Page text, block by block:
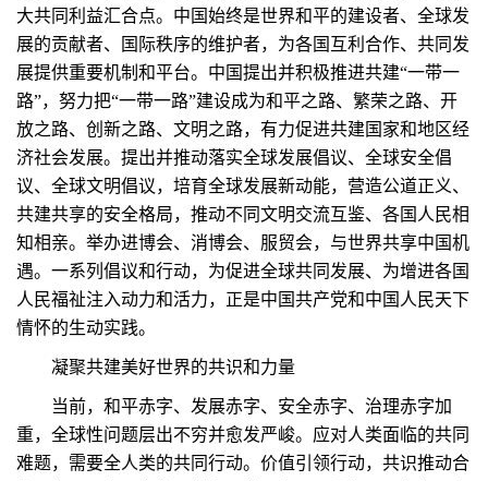
大共同利益汇合点。中国始终是世界和平的建设者、全球发
展的贡献者、国际秩序的维护者，为各国互利合作、共同发
展提供重要机制和平台。中国提出并积极推进共建“一带一
路”，努力把“一带一路”建设成为和平之路、繁荣之路、开
放之路、创新之路、文明之路，有力促进共建国家和地区经
济社会发展。提出并推动落实全球发展倡议、全球安全倡
议、全球文明倡议，培育全球发展新动能，营造公道正义、
共建共享的安全格局，推动不同文明交流互鉴、各国人民相
知相亲。举办进博会、消博会、服贸会，与世界共享中国机
遇。一系列倡议和行动，为促进全球共同发展、为增进各国
人民福祉注入动力和活力，正是中国共产党和中国人民天下
情怀的生动实践。
凝聚共建美好世界的共识和力量
当前，和平赤字、发展赤字、安全赤字、治理赤字加
重，全球性问题层出不穷并愈发严峻。应对人类面临的共同
难题，需要全人类的共同行动。价值引领行动，共识推动合